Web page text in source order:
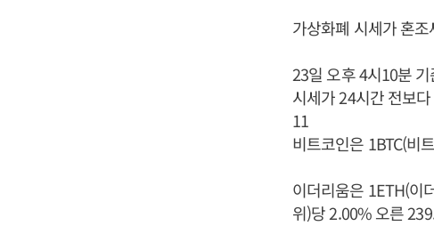
가상화폐 시세가 혼
23일 오후 4시10분
시세가 24시간 전보
11
비트코인은 1BTC(비
이더리움은 1ETH(이
위)당 2.00% 오른